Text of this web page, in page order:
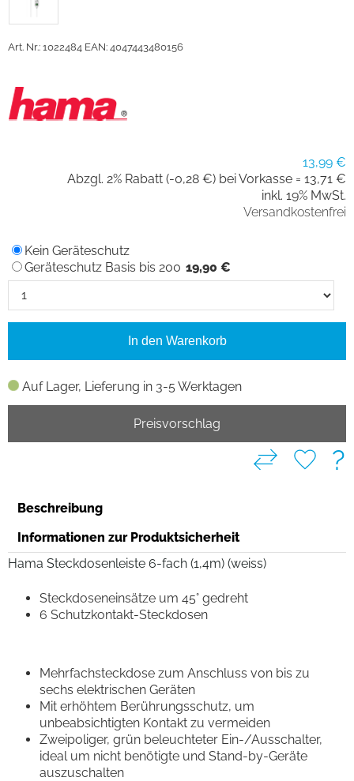
Art. Nr.: 1022484 EAN: 4047443480156
13,99 €
Abzgl. 2% Rabatt (-0,28 €) bei Vorkasse = 13,71 €
inkl. 19% MwSt.
Versandkostenfrei
Auf Lager, Lieferung in 3-5 Werktagen
Kein Geräteschutz
Geräteschutz Basis bis 200 19,90 €
In den Warenkorb
Preisvorschlag
?
Beschreibung
Informationen zur Produktsicherheit
Hama Steckdosenleiste 6-fach (1,4m) (weiss)
Steckdoseneinsätze um 45° gedreht
6 Schutzkontakt-Steckdosen
Mehrfachsteckdose zum Anschluss von bis zu
sechs elektrischen Geräten
Mit erhöhtem Berührungsschutz, um
unbeabsichtigten Kontakt zu vermeiden
Zweipoliger, grün beleuchteter Ein-/Ausschalter,
ideal um nicht benötigte und Stand-by-Geräte
auszuschalten